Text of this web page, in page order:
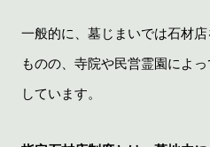
一般的に、墓じまいでは石材
ものの、寺院や民営霊園によ
しています。